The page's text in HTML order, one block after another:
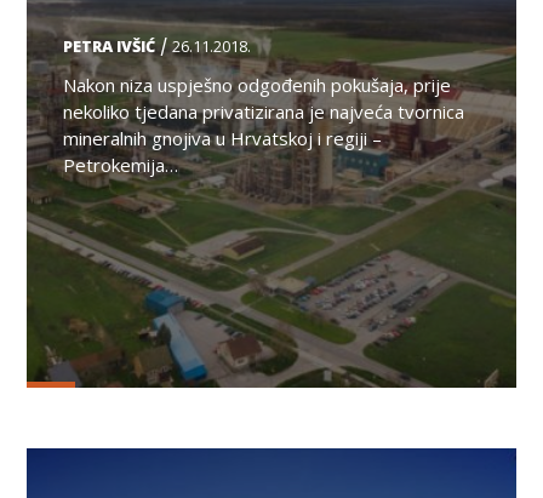
PETRA IVŠIĆ/26.11.2018.
Nakon niza uspješno odgođenih pokušaja, prije
nekoliko tjedana privatizirana je najveća tvornica
mineralnih gnojiva u Hrvatskoj i regiji –
Petrokemija…